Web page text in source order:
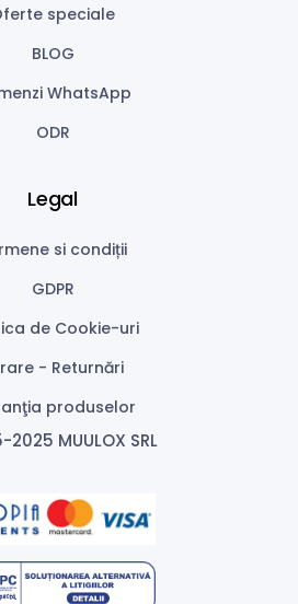
speciale
BLOG
WhatsApp
ODR
Legal
si condiții
GDPR
de Cookie-uri
- Returnări
produselor
2025 MUULOX SRL